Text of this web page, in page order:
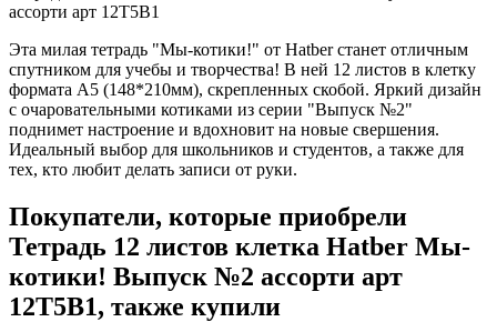
ассорти арт 12Т5В1
Эта милая тетрадь "Мы-котики!" от Hatber станет отличным
спутником для учебы и творчества! В ней 12 листов в клетку
формата А5 (148*210мм), скрепленных скобой. Яркий дизайн
с очаровательными котиками из серии "Выпуск №2"
поднимет настроение и вдохновит на новые свершения.
Идеальный выбор для школьников и студентов, а также для
тех, кто любит делать записи от руки.
Покупатели, которые приобрели
Тетрадь 12 листов клетка Hatber Мы-
котики! Выпуск №2 ассорти арт
12Т5В1, также купили